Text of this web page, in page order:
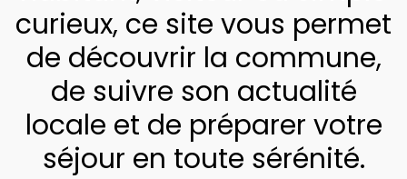
curieux, ce site vous permet
de découvrir la commune,
de suivre son actualité
locale et de préparer votre
séjour en toute sérénité.